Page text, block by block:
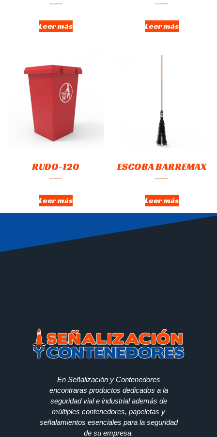
Hay existencias
Leer más
Hay existencias
Leer más
RUDO-120
Hay existencias
Leer más
ESCOBA BARREMAX
Hay existencias
Leer más
En Señalización y Contenedores
encontraras productos dedicados a la
seguridad vial e industrial además de
múltiples contenedores, papeletas y
señalamientos esenciales para la seguridad
de su empresa.